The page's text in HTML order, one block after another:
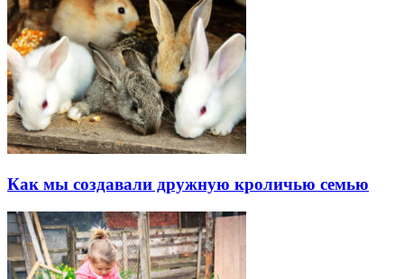
Как мы создавали дружную кроличью семью